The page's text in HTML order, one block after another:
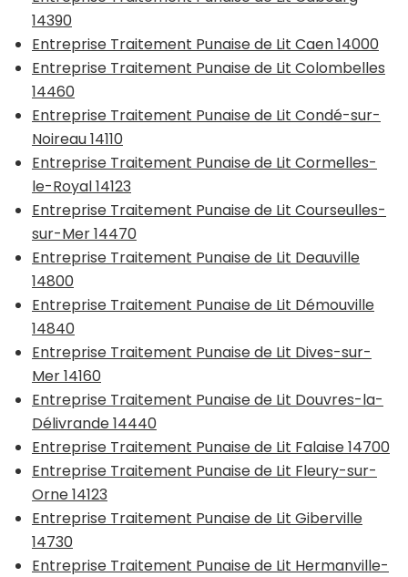
14390
Entreprise Traitement Punaise de Lit Caen 14000
Entreprise Traitement Punaise de Lit Colombelles
14460
Entreprise Traitement Punaise de Lit Condé-sur-
Noireau 14110
Entreprise Traitement Punaise de Lit Cormelles-
le-Royal 14123
Entreprise Traitement Punaise de Lit Courseulles-
sur-Mer 14470
Entreprise Traitement Punaise de Lit Deauville
14800
Entreprise Traitement Punaise de Lit Démouville
14840
Entreprise Traitement Punaise de Lit Dives-sur-
Mer 14160
Entreprise Traitement Punaise de Lit Douvres-la-
Délivrande 14440
Entreprise Traitement Punaise de Lit Falaise 14700
Entreprise Traitement Punaise de Lit Fleury-sur-
Orne 14123
Entreprise Traitement Punaise de Lit Giberville
14730
Entreprise Traitement Punaise de Lit Hermanville-